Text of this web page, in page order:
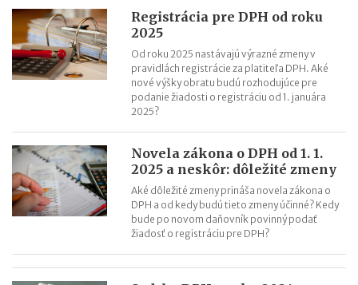
Registrácia pre DPH od roku
2025
Od roku 2025 nastávajú výrazné zmeny v
pravidlách registrácie za platiteľa DPH. Aké
nové výšky obratu budú rozhodujúce pre
podanie žiadosti o registráciu od 1. januára
2025?
Novela zákona o DPH od 1. 1.
2025 a neskôr: dôležité zmeny
Aké dôležité zmeny prináša novela zákona o
DPH a od kedy budú tieto zmeny účinné? Kedy
bude po novom daňovník povinný podať
žiadosť o registráciu pre DPH?